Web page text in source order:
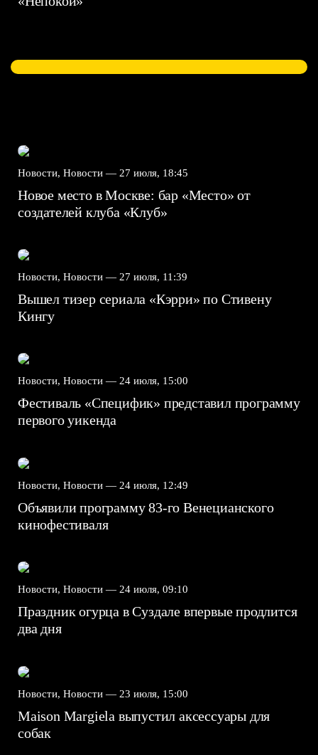
Новости, Новости — 27 июля, 18:45
Новое место в Москве: бар «Место» от
создателей клуба «Клуб»
Новости, Новости — 27 июля, 11:39
Вышел тизер сериала «Кэрри» по Стивену
Кингу
Новости, Новости — 24 июля, 15:00
Фестиваль «Специфик» представил программу
первого уикенда
Новости, Новости — 24 июля, 12:49
Объявили программу 83-го Венецианского
кинофестиваля
Новости, Новости — 24 июля, 09:10
Праздник огурца в Суздале впервые продлится
два дня
Новости, Новости — 23 июля, 15:00
Maison Margiela выпустил аксессуары для
собак